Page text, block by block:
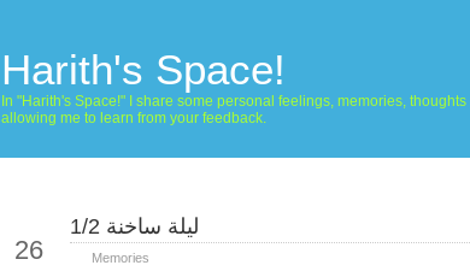
Harith's Space!
In "Harith's Space!" I share some personal feelings, memories,
allowing me to learn from your feedback.
26
ليلة ساخنة 1/2
Memories